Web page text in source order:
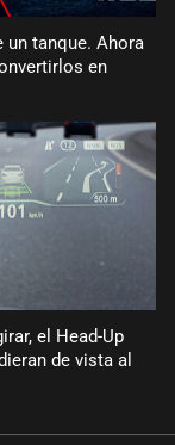
un tanque. Ahora
en
el Head-Up
de vista al